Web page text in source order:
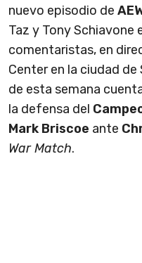
nuevo episodio de
Taz y Tony Schiavone
comentaristas, en
Center en la ciudad
de esta semana
la defensa del
Mark Briscoe ante
War Match.